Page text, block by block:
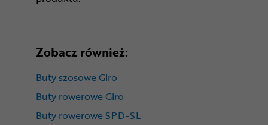
Zobacz również:
Buty szosowe Giro
Buty rowerowe Giro
Buty rowerowe SPD-SL